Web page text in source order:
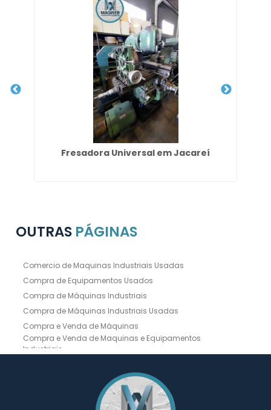
Fresadora Universal em Jacareí
OUTRAS PÁGINAS
Comercio de Maquinas Industriais Usadas
Compra de Equipamentos Usados
Compra de Máquinas Industriais
Compra de Máquinas Industriais Usadas
Compra e Venda de Máquinas
Compra e Venda de Maquinas e Equipamentos
Industriais
Compra e Venda de Máquinas Operatrizes
Dobradeira CNC Usada